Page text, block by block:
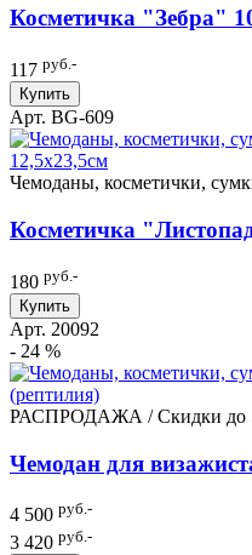
Косметичка "Зебра"
117 руб.-
Купить
Арт. BG-609
Чемоданы, косметички,
Косметичка
180 руб.-
Купить
Арт. 20092
- 24 %
РАСПРОДАЖА / Скидки до
Чемодан для
4 500 руб.-
3 420 руб.-